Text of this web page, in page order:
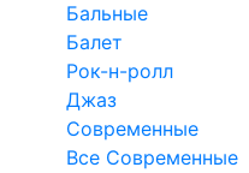
Бальные
Балет
Рок-н-ролл
Джаз
Современные
Все Современные